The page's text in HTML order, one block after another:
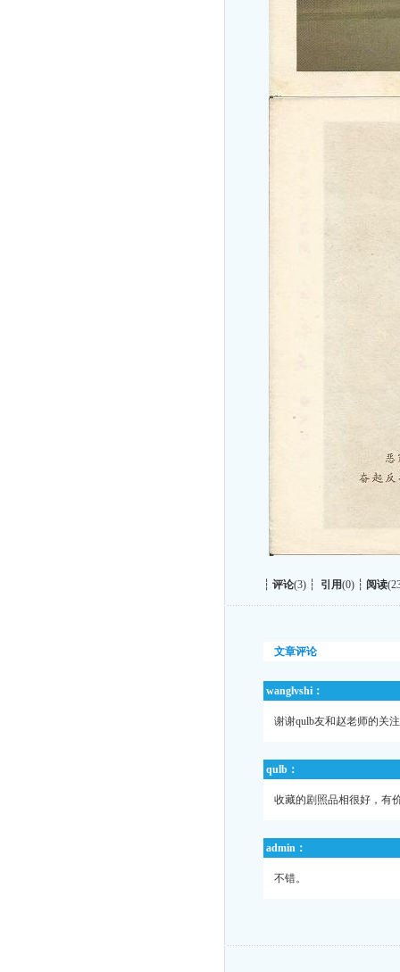
┆ 评论(3) ┆ 引用(0) ┆ 阅读
文章评论
wanglvshi：
谢谢qulb友和赵老师的关
qulb：
收藏的剧照品相很好，有
admin：
不错。